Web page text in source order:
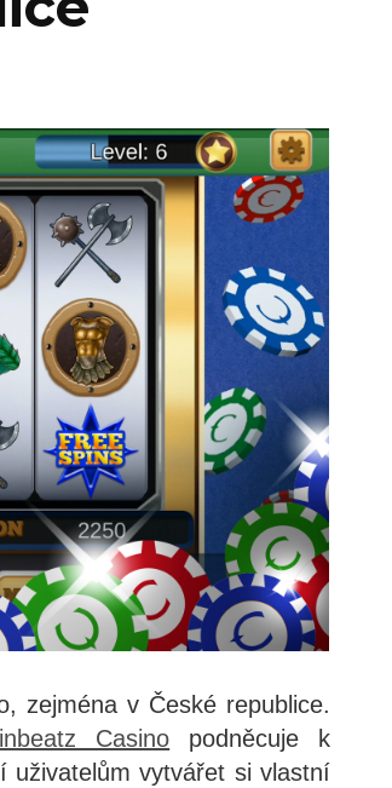
zejména v České republice.
Casino podněcuje k
uživatelům vytvářet si vlastní